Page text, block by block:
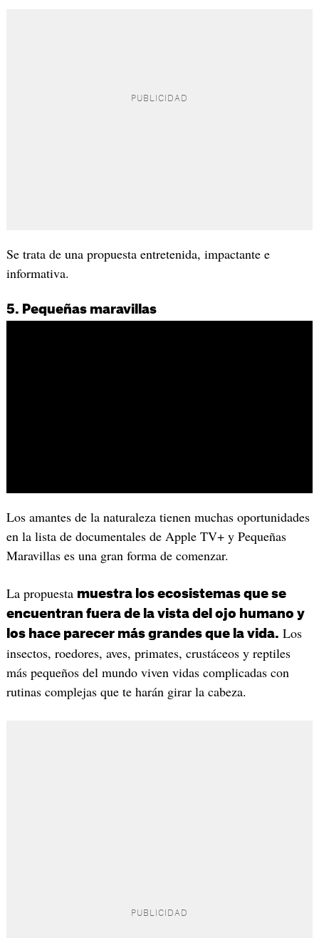
Se trata de una propuesta entretenida, impactante e
informativa.
5. Pequeñas maravillas
Los amantes de la naturaleza tienen muchas oportunidades
en la lista de documentales de Apple TV+ y Pequeñas
Maravillas es una gran forma de comenzar.
La propuesta muestra los ecosistemas que se
encuentran fuera de la vista del ojo humano y
los hace parecer más grandes que la vida. Los
insectos, roedores, aves, primates, crustáceos y reptiles
más pequeños del mundo viven vidas complicadas con
rutinas complejas que te harán girar la cabeza.